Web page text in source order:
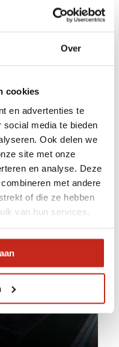
Over
cookies
en advertenties te
media te bieden
Ook delen we
site met onze
en analyse. Deze
met andere
of die ze hebben
van hun services.